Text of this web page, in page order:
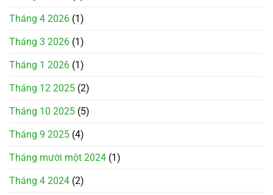
Tháng 4 2026 (1)
Tháng 3 2026 (1)
Tháng 1 2026 (1)
Tháng 12 2025 (2)
Tháng 10 2025 (5)
Tháng 9 2025 (4)
Tháng mười một 2024 (1)
Tháng 4 2024 (2)